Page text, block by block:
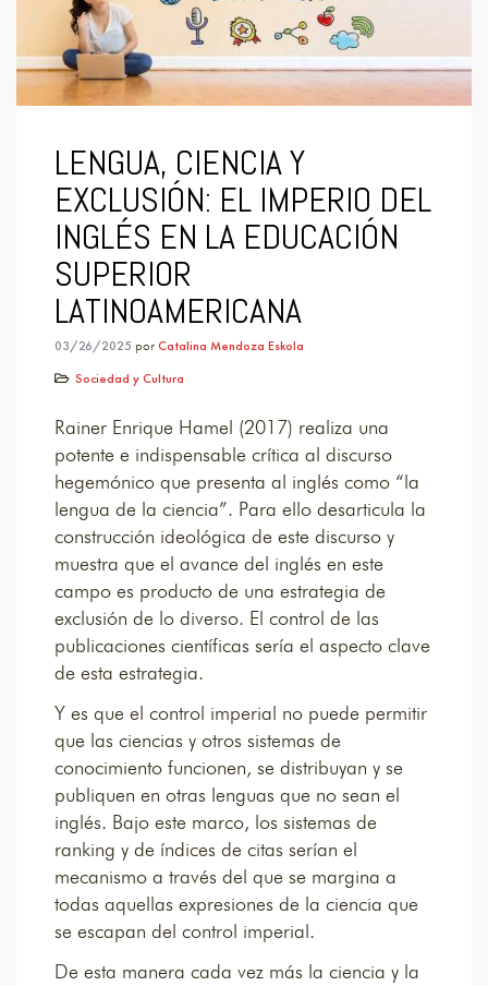
LENGUA, CIENCIA Y
EXCLUSIÓN: EL IMPERIO DEL
INGLÉS EN LA EDUCACIÓN
SUPERIOR
LATINOAMERICANA
03/26/2025 por Catalina Mendoza Eskola
Sociedad y Cultura
Rainer Enrique Hamel (2017) realiza una
potente e indispensable crítica al discurso
hegemónico que presenta al inglés como “la
lengua de la ciencia”. Para ello desarticula la
construcción ideológica de este discurso y
muestra que el avance del inglés en este
campo es producto de una estrategia de
exclusión de lo diverso. El control de las
publicaciones científicas sería el aspecto clave
de esta estrategia.
Y es que el control imperial no puede permitir
que las ciencias y otros sistemas de
conocimiento funcionen, se distribuyan y se
publiquen en otras lenguas que no sean el
inglés. Bajo este marco, los sistemas de
ranking y de índices de citas serían el
mecanismo a través del que se margina a
todas aquellas expresiones de la ciencia que
se escapan del control imperial.
De esta manera cada vez más la ciencia y la